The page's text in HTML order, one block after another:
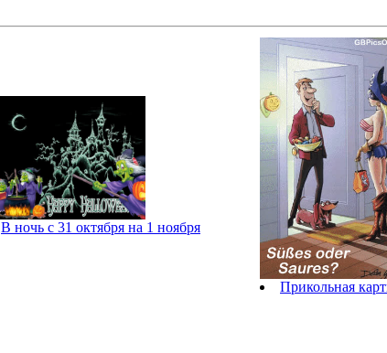
В ночь с 31 октября на 1 ноября
Прикольная